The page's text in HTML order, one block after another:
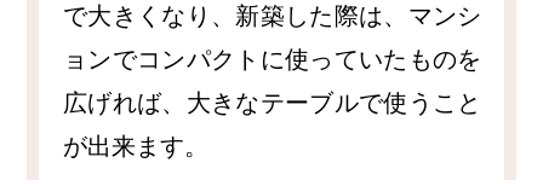
で大きくなり、新築した際は、マンシ
ョンでコンパクトに使っていたものを
広げれば、大きなテーブルで使うこと
が出来ます。